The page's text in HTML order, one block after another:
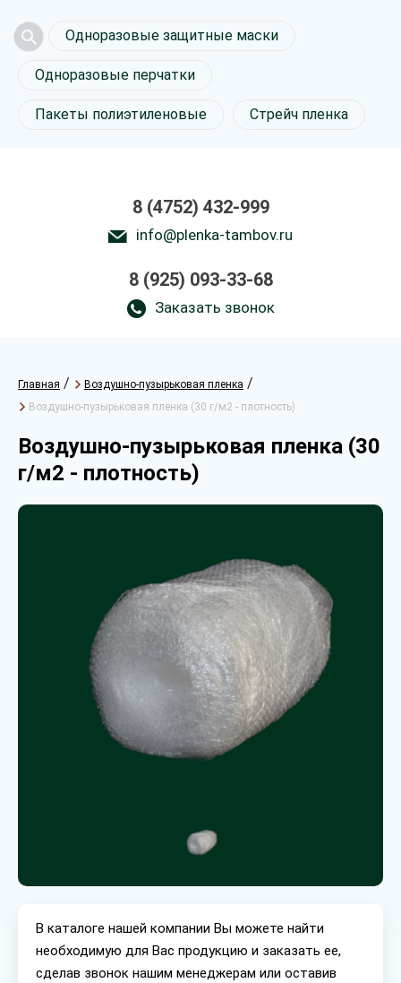
Одноразовые защитные маски
Одноразовые перчатки
Пакеты полиэтиленовые Стрейч пленка
8 (4752) 432-999
info@plenka-tambov.ru
8 (925) 093-33-68
Заказать звонок
Главная / Воздушно-пузырьковая пленка /
Воздушно-пузырьковая пленка (30 г/м2 - плотность)
Воздушно-пузырьковая пленка (30
г/м2 - плотность)
В каталоге нашей компании Вы можете найти
необходимую для Вас продукцию и заказать ее,
сделав звонок нашим менеджерам или оставив